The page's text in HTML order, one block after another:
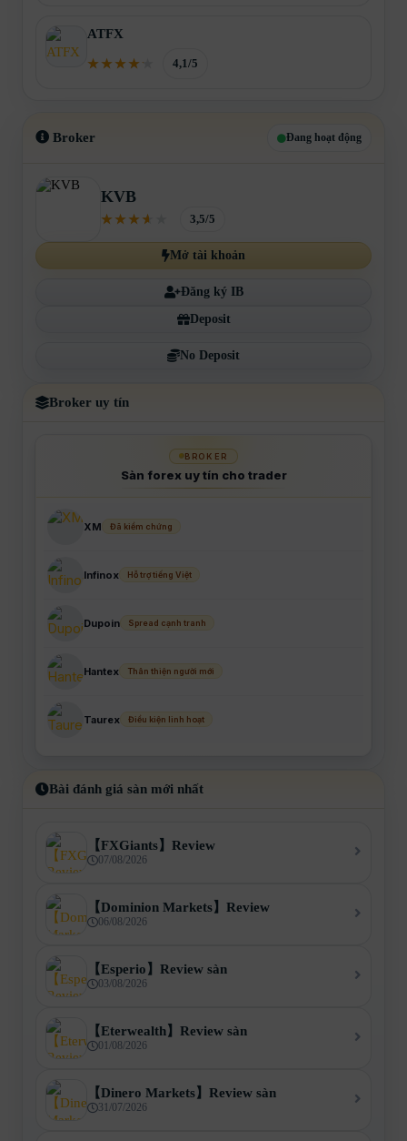
ATFX
4,1/5
Broker Đang hoạt động
KVB
3,5/5
Mở tài khoản
Đăng ký IB
Deposit
No Deposit
Broker uy tín
BROKER
Sàn forex uy tín cho trader
XM Đã kiểm chứng
Infinox Hỗ trợ tiếng Việt
Dupoin Spread cạnh tranh
Hantex Thân thiện người mới
Taurex Điều kiện linh hoạt
Bài đánh giá sàn mới nhất
【FXGiants】Review
07/08/2026
【Dominion Markets】Review
06/08/2026
【Esperio】Review sàn
03/08/2026
【Eterwealth】Review sàn
01/08/2026
【Dinero Markets】Review sàn
31/07/2026